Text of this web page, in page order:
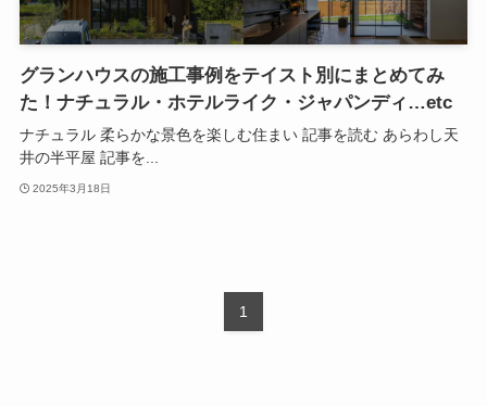
グランハウスの施工事例をテイスト別にまとめてみ
た！ナチュラル・ホテルライク・ジャパンディ…etc
ナチュラル 柔らかな景色を楽しむ住まい 記事を読む あらわし天
井の半平屋 記事を...
2025年3月18日
1